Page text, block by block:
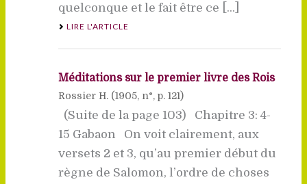
quelconque et le fait être ce [...]
LIRE L'ARTICLE
Méditations sur le premier livre des Rois
Rossier H. (1905, n°, p. 121)
(Suite de la page 103) Chapitre 3: 4-
15 Gabaon On voit clairement, aux
versets 2 et 3, qu’au premier début du
règne de Salomon, l’ordre de choses